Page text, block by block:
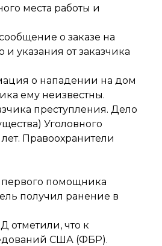
места работы и
о заказе на
указания от заказчика
о нападении на дом
ему неизвестны.
преступления. Дело
Уголовного
Правоохранители
помощника
получил ранение в
отметили, что к
США (ФБР).